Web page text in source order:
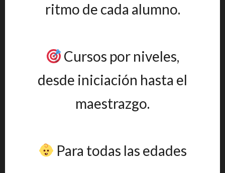
ritmo de cada alumno.
Cursos por niveles,
desde iniciación hasta el
maestrazgo.
Para todas las edades